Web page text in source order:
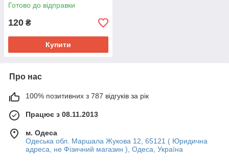
Готово до відправки
120 ₴
Купити
Про нас
100% позитивних з 787 відгуків за рік
Працює з 08.11.2013
м. Одеса
Одеська обл. Маршала Жукова 12, 65121 ( Юридична
адреса, не Фізичний магазин ), Одеса, Україна